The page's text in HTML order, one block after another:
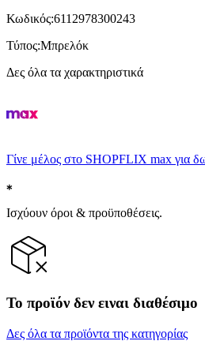
Κωδικός:6112978300243
Τύπος:Μπρελόκ
Δες όλα τα χαρακτηριστικά
Γίνε μέλος στο SHOPFLIX max για
Ισχύουν όροι & προϋποθέσεις.
Το προϊόν δεν ειναι διαθέσιμο
Δες όλα τα προϊόντα της κατηγορίας